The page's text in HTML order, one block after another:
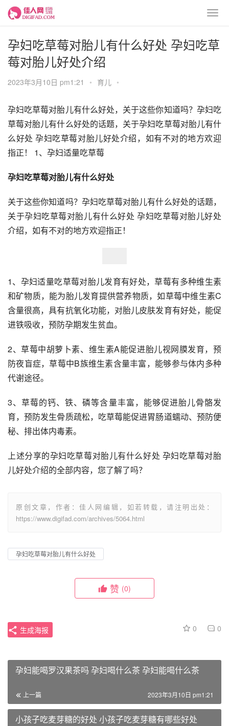
孕妇吃草莓对胎儿有什么好处 孕妇吃草
莓对胎儿好处介绍
2023年3月10日 pm1:21 • 育儿 •
孕妇吃草莓对胎儿有什么好处，关于这些你知道吗？孕妇吃
草莓对胎儿有什么好处的话题，关于孕妇吃草莓对胎儿有什
么好处 孕妇吃草莓对胎儿好处介绍，如有不对的地方欢迎
指正！ 1、孕妇适量吃草莓
孕妇吃草莓对胎儿有什么好处
关于这些你知道吗？孕妇吃草莓对胎儿有什么好处的话题，
关于孕妇吃草莓对胎儿有什么好处 孕妇吃草莓对胎儿好处
介绍，如有不对的地方欢迎指正！
1、孕妇适量吃草莓对胎儿发育有好处，草莓有多种维生素
和矿物质，能为胎儿发育提供营养物质，如草莓中维生素C
含量很高，具有抗氧化功能，对胎儿皮肤发育有好处，能促
进铁吸收，预防孕期发生贫血。
2、草莓中胡萝卜素、维生素A能促进胎儿视网膜发育，预
防夜盲症，草莓中B族维生素含量丰富，能够参与体内多种
代谢途径。
3、草莓的钙、铁、磷等含量丰富，能够促进胎儿骨骼发
育，预防发生骨质疏松，吃草莓能促进胃肠道蠕动、预防便
秘、排出体内毒素。
上述分享的孕妇吃草莓对胎儿有什么好处 孕妇吃草莓对胎
儿好处介绍的全部内容，您了解了吗？
原创文章，作者：佳人网编辑，如若转载，请注明出处：
https://www.digifad.com/archives/5064.html
孕妇吃草莓对胎儿有什么好处
赞 (0)
0 0
生成海报
孕妇能喝罗汉果茶吗 孕妇喝什么茶 孕妇能喝什么茶
上一篇 2023年3月10日 pm1:21
小孩子吃麦芽糖的好处 小孩子吃麦芽糖有哪些好处